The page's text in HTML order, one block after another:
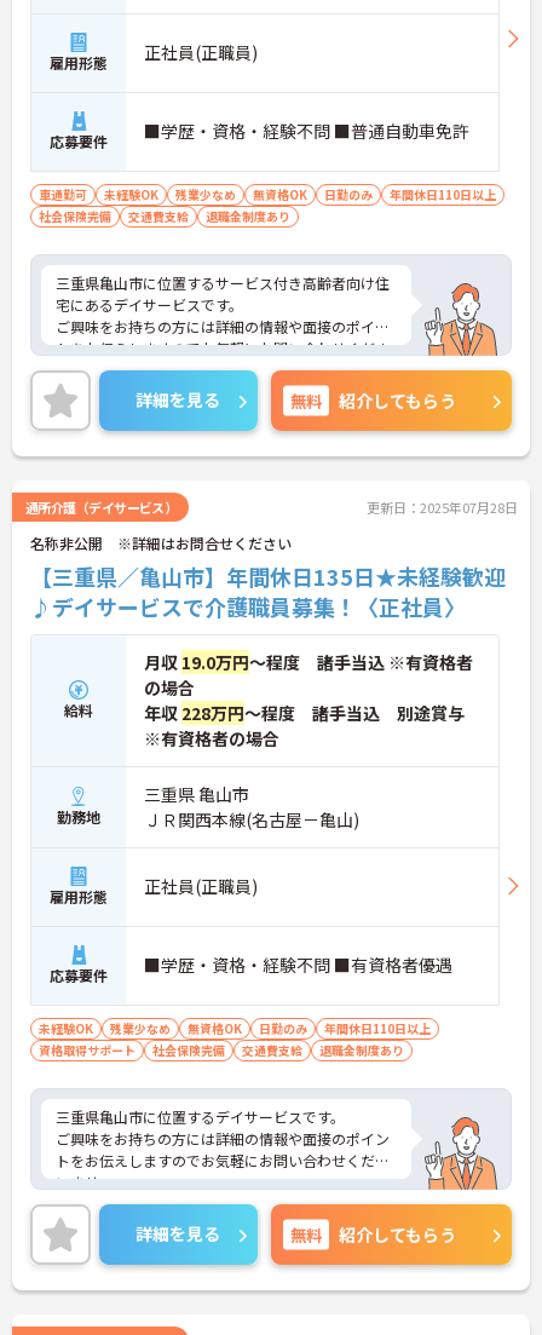
雇用形態 正社員(正職員)
応募要件 ■学歴・資格・経験不問 ■普通自動車免許
車通勤可 未経験OK 残業少なめ 無資格OK 日勤のみ
年間休日110日以上
社会保険完備
交通費支給 退職金制度あり
三重県亀山市に位置するサービス付き高齢者向け住
宅にあるデイサービスです。
ご興味をお持ちの方には詳細の情報や面接のポイン
トをお伝えしますのでお気軽にお問い合わせくださ
いませ。
詳細を見る 無料 紹介してもらう
通所介護（デイサービス） 更新日：2025年07月28日
名称非公開 ※詳細はお問合せください
【三重県／亀山市】年間休日135日★未経験歓迎
♪デイサービスで介護職員募集！〈正社員〉
給料
月収 19.0万円～程度 諸手当込 ※有資格者
の場合
年収 228万円～程度 諸手当込 別途賞与
※有資格者の場合
勤務地
三重県 亀山市
ＪＲ関西本線(名古屋－亀山)
雇用形態 正社員(正職員)
応募要件 ■学歴・資格・経験不問 ■有資格者優遇
未経験OK 残業少なめ 無資格OK 日勤のみ
年間休日110日以上
資格取得サポート
社会保険完備 交通費支給 退職金制度あり
三重県亀山市に位置するデイサービスです。
ご興味をお持ちの方には詳細の情報や面接のポイン
トをお伝えしますのでお気軽にお問い合わせくださ
いませ。
詳細を見る 無料 紹介してもらう